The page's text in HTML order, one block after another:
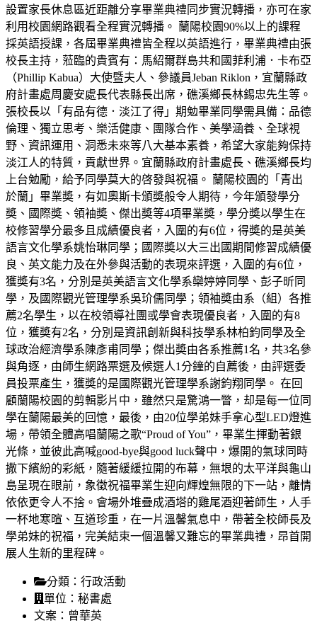
設置家長休息區近距離分享畢業典禮同步實況轉播，亦可在家
利用校園網路觀看全程實況轉播。 蘭陽校園90%以上的課程
採英語授課，各屆畢業典禮皆全程以英語進行，畢業典禮由張
校長主持，蒞臨的貴賓有：馬紹爾群島共和國菲利浦．卡布亞
（Phillip Kabua）大使暨夫人、參議員Jeban Riklon，宜蘭縣政
府計畫處周慶安處長代表縣長出席，礁溪鄉長林錫忠先生等。
張校長以「有品有德．淡江了得」期勉畢業同學需具備：品德
倫理、獨立思考、樂活健康、團隊合作、美學涵養、全球視
野、資訊運用、洞悉未來等八大基本素養，希望大家能夠保持
淡江人的特質，貢獻世界。宜蘭縣政府計畫處長、礁溪鄉長均
上台勉勵，給予同學莫大的啓發與祝福。 蘭陽校園的「青出
於蘭」畢業奬，有如奧斯卡頒奬般令人期待，今年頒發學分
奬、國際奬、領袖奬、傑出奬等4項畢業奬，學分奬以學生在
校修習學分最多且成績優良者，入圍的有6位，得奬的是英美
語言文化學系姚怡琳同學；國際奬以大三出國期間修習成績優
良、英文能力及在外參與活動的表現來評選，入圍的有6位，
獲奬有3名，分別是英美語言文化學系欒婷婷同學、彭子昕同
學，及國際觀光管理學系吳玠儒同學；領袖奬由系（組）各推
薦2名學生，以在校領導社團或學會表現優良者，入圍的有8
位，獲奬有2名，分別是資訊創新與科技學系林柏鈞同學及全
球政治經濟學系陳彥甫同學；傑出奬由各系推薦1名，共3名參
與角逐，由師生網路票選及候選人1分鐘的自薦後，由評選委
員投票產生，獲奬的是國際觀光管理學系謝鈞翔同學。 在回
顧蘭陽校園的剪輯影片中，雖然只是驚鴻一瞥，却是每一位同
學在蘭陽最美的回憶，最後，由20位學弟妹手拿心型LED燈進
場，帶領全體高唱蘭陽之歌“Proud of You”，畢業生揮動著銀
光條，並彼此高喊good-bye與good luck聲中，爆開的氣球同時
撒下繽紛的彩紙，隨著緩緩拉開的布幕，無垠的太平洋與龜山
島呈現在眼前，象徵祝福畢業生迎向輝煌無限的下一站，離情
依依更令人不捨。會場外堆疊成酒塔的雞尾酒迎著師生，人手
一杯地寒暄、互道珍重，在一片溫馨氣息中，帶著全校師長及
學弟妹的祝福，完美結束一個溫馨又難忘的畢業典禮，昂首開
展人生新的里程碑。
分類： 行政活動
單位： 秘書處
文案： 曾華英